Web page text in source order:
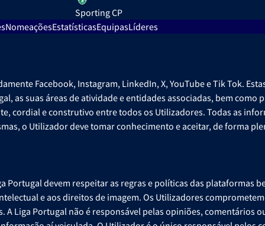
Sporting CP
NomeaçõesEstatísticasEquipasLíderes
Facebook, Instagram, LinkedIn, X, YouTube e Tik Tok.
as suas áreas de atividade e entidades associadas, bem
cordial e construtivo entre todos os Utilizadores. Todas as
o Utilizador deve tomar conhecimento e aceitar, de forma
Portugal devem respeitar as regras e políticas das plataformas
e aos direitos de imagem. Os Utilizadores
Liga Portugal não é responsável pelas opiniões,